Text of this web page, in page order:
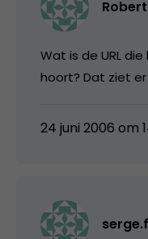
Wat is de URL
hoort? Dat ziet
24 juni 2006 om